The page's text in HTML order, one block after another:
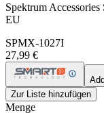
Spektrum
EU
SPMX-1027I
27,99 €
Zur Liste hinzufügen
Menge